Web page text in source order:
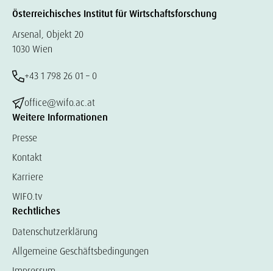
Österreichisches Institut für Wirtschaftsforschung
Arsenal, Objekt 20
1030 Wien
+43 1 798 26 01 – 0
office@wifo.ac.at
Weitere Informationen
Presse
Kontakt
Karriere
WIFO.tv
Rechtliches
Datenschutzerklärung
Allgemeine Geschäftsbedingungen